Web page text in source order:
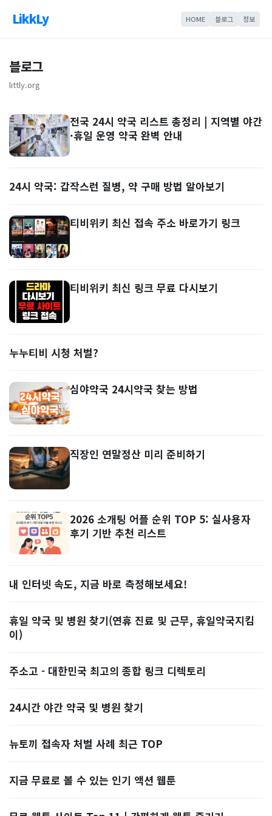
LikkLy HOME 블로그 정보
블로그
littly.org
전국 24시 약국 리스트 총정리 | 지역별 야간
·휴일 운영 약국 완벽 안내
24시 약국: 갑작스런 질병, 약 구매 방법 알아보기
티비위키 최신 접속 주소 바로가기 링크
티비위키 최신 링크 무료 다시보기
누누티비 시청 처벌?
심야약국 24시약국 찾는 방법
직장인 연말정산 미리 준비하기
2026 소개팅 어플 순위 TOP 5: 실사용자
후기 기반 추천 리스트
내 인터넷 속도, 지금 바로 측정해보세요!
휴일 약국 및 병원 찾기(연휴 진료 및 근무, 휴일약국지킴
이)
주소고 - 대한민국 최고의 종합 링크 디렉토리
24시간 야간 약국 및 병원 찾기
뉴토끼 접속자 처벌 사례 최근 TOP
지금 무료로 볼 수 있는 인기 액션 웹툰